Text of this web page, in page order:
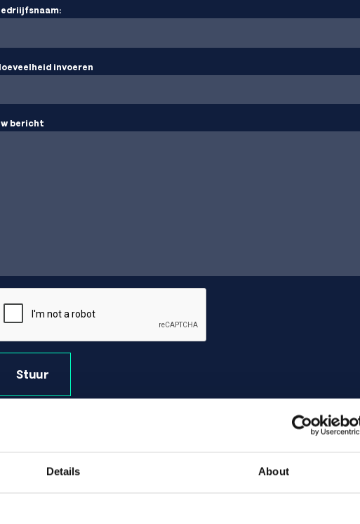
Details About
invoeren
bericht
Stuur